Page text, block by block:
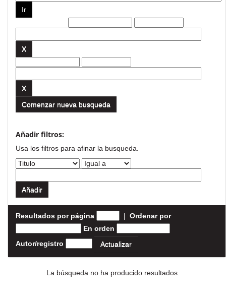
Comenzar nueva busqueda
Añadir filtros:
Usa los filtros para afinar la busqueda.
Resultados por página | Ordenar por
En orden
Autor/registro
La búsqueda no ha producido resultados.